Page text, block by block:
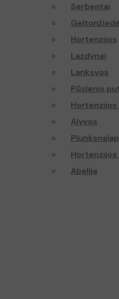
Serbentai
Hortenzijos
Lazdynai
Lanksvos
Pūslenis
Hortenzijos
Alyvos
Abelija